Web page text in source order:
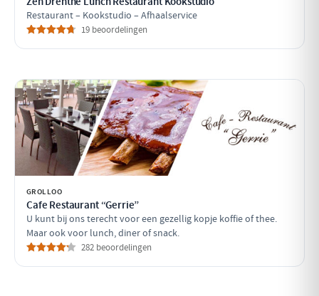
Restaurant – Kookstudio – Afhaalservice
19 beoordelingen
GROLLOO
Cafe Restaurant “Gerrie”
U kunt bij ons terecht voor een gezellig kopje koffie of thee.
Maar ook voor lunch, diner of snack.
282 beoordelingen